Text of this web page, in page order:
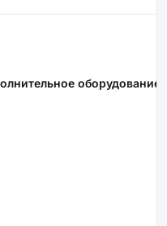
оборудование